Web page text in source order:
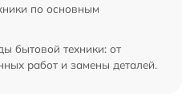
по основным
бытовой техники: от
работ и замены деталей.